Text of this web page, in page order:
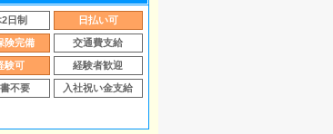
日制 日払い可
険完備 交通費支給
験可 経験者歓迎
不要 入社祝い金支給